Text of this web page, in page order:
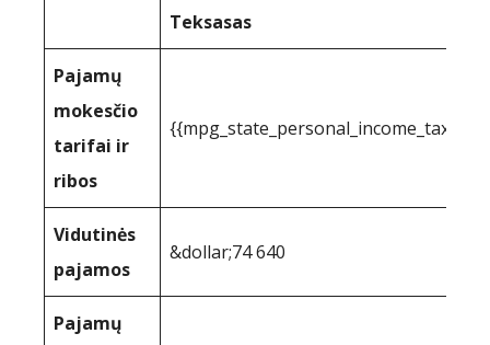
Teksasas
Pajamų
mokesčio
tarifai ir
ribos
Vidutinės
pajamos
&dollar;74 640
Pajamų